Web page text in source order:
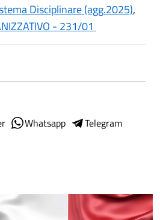
Disciplinare (agg.2025),
- 231/01
Whatsapp
Telegram